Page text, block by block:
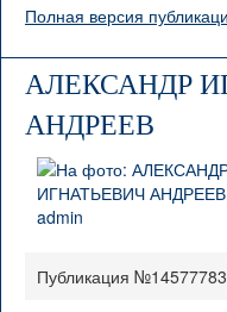
Полная версия
АЛЕКСАНДР
АНДРЕЕВ
Публикация